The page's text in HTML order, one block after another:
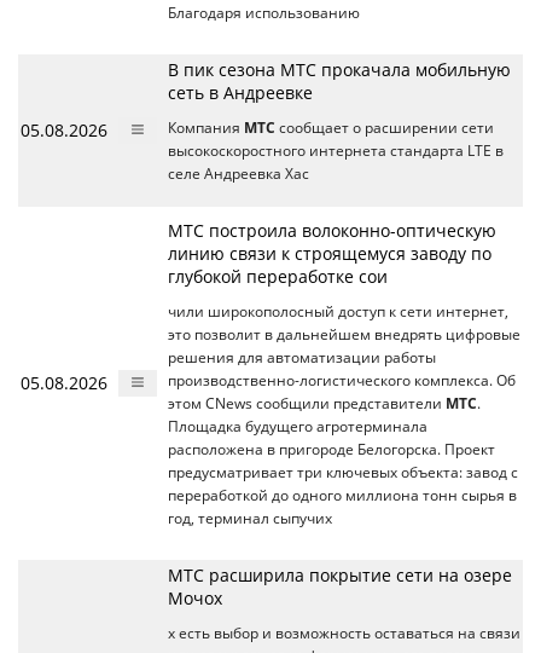
Благодаря использованию
05.08.2026
В пик сезона МТС прокачала мобильную
сеть в Андреевке
Компания МТС сообщает о расширении сети
высокоскоростного интернета стандарта LTE в
селе Андреевка Хас
05.08.2026
МТС построила волоконно-оптическую
линию связи к строящемуся заводу по
глубокой переработке сои
чили широкополосный доступ к сети интернет,
это позволит в дальнейшем внедрять цифровые
решения для автоматизации работы
производственно-логистического комплекса. Об
этом CNews сообщили представители МТС.
Площадка будущего агротерминала
расположена в пригороде Белогорска. Проект
предусматривает три ключевых объекта: завод с
переработкой до одного миллиона тонн сырья в
год, терминал сыпучих
МТС расширила покрытие сети на озере
Мочох
х есть выбор и возможность оставаться на связи